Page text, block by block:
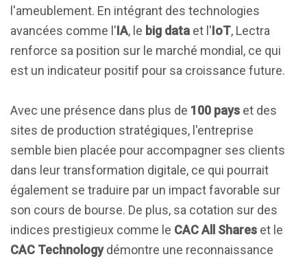
l'ameublement. En intégrant des technologies
avancées comme l'IA, le big data et l'IoT, Lectra
renforce sa position sur le marché mondial, ce qui
est un indicateur positif pour sa croissance future.
Avec une présence dans plus de 100 pays et des
sites de production stratégiques, l'entreprise
semble bien placée pour accompagner ses clients
dans leur transformation digitale, ce qui pourrait
également se traduire par un impact favorable sur
son cours de bourse. De plus, sa cotation sur des
indices prestigieux comme le CAC All Shares et le
CAC Technologydémontre une reconnaissance